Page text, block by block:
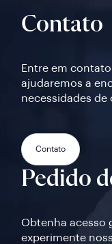
Contato
Entre em
ajudaremos a
necessidades de
Contato
Pedido
Obtenha acesso
experimente